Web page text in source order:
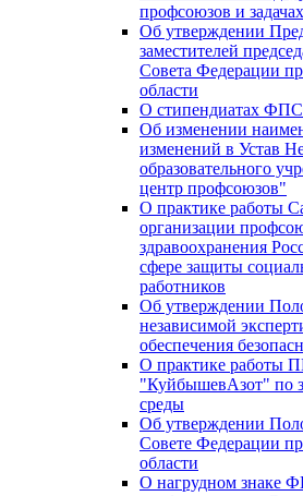
профсоюзов и
Об утверждении
заместителей
Совета Федерации
области
О стипендиатах
Об изменении
изменений в Устав
образовательного
центр профсоюзов"
О практике работы
организации
здравоохранения
сфере защиты
работников
Об утверждении
независимой
обеспечения
О практике работы
"КуйбышевАзот" по
среды
Об утверждении
Совете Федерации
области
О нагрудном знаке